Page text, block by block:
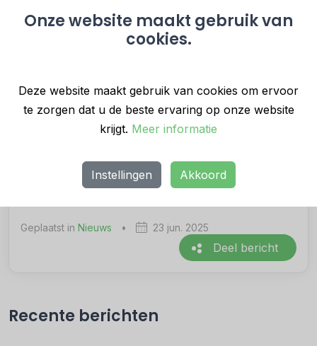
Onze website maakt gebruik van
cookies.
Deze website maakt gebruik van cookies om ervoor
te zorgen dat u de beste ervaring op onze website
krijgt. Meer informatie
Instellingen Akkoord
waterstof stimuleren, wat samen met de
implementatie van de EU-verordening over
met onze logistieke dienstverleners willen we
lessen trekken uit de dagelijkse werking van onze
eerste waterstofaangedreven logistieke vloot en de
verbeteren."
Geplaatst in Nieuws • 23 jun. 2025
Deel bericht
Recente berichten